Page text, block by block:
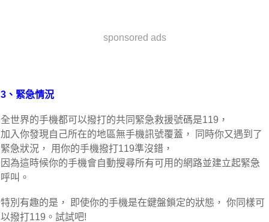
sponsored ads
3、緊急情況
全世界的手機都可以撥打的共同緊急救援號碼是119，
加入你發現自己所在的地區無手機訊號覆蓋， 同時你又遇到了
緊急狀況， 用你的手機撥打119準沒錯，
因為這時候你的手機會自動搜尋所有可用的網路並建立起緊急
呼叫。
特別有趣的是， 即使你的手機是在鍵盤鎖定的狀態， 你同樣可
以撥打119。試試吧!